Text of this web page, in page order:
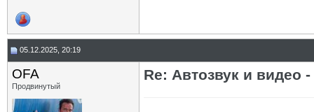
05.12.2025, 20:19
OFA
Продвинутый
Re: Автозвук и видео -